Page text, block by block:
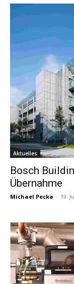
Aktuelles
Bosch
Übernahme
Michael Pecka - 19.